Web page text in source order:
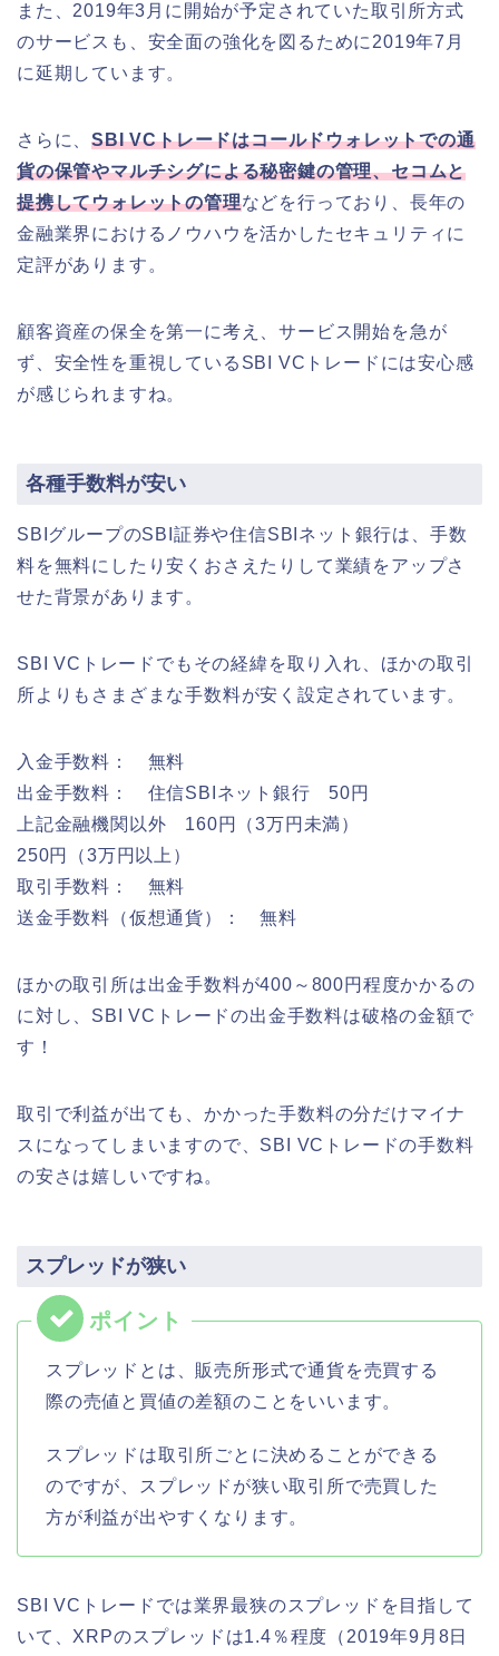
また、2019年3月に開始が予定されていた取引所方式
のサービスも、安全面の強化を図るために2019年7月
に延期しています。
さらに、SBI VCトレードはコールドウォレットでの通
貨の保管やマルチシグによる秘密鍵の管理、セコムと
提携してウォレットの管理などを行っており、長年の
金融業界におけるノウハウを活かしたセキュリティに
定評があります。
顧客資産の保全を第一に考え、サービス開始を急が
ず、安全性を重視しているSBI VCトレードには安心感
が感じられますね。
各種手数料が安い
SBIグループのSBI証券や住信SBIネット銀行は、手数
料を無料にしたり安くおさえたりして業績をアップさ
せた背景があります。
SBI VCトレードでもその経緯を取り入れ、ほかの取引
所よりもさまざまな手数料が安く設定されています。
入金手数料： 無料
出金手数料： 住信SBIネット銀行 50円
上記金融機関以外 160円（3万円未満）
250円（3万円以上）
取引手数料： 無料
送金手数料（仮想通貨）： 無料
ほかの取引所は出金手数料が400～800円程度かかるの
に対し、SBI VCトレードの出金手数料は破格の金額で
す！
取引で利益が出ても、かかった手数料の分だけマイナ
スになってしまいますので、SBI VCトレードの手数料
の安さは嬉しいですね。
スプレッドが狭い
スプレッドとは、販売所形式で通貨を売買する
際の売値と買値の差額のことをいいます。
スプレッドは取引所ごとに決めることができる
のですが、スプレッドが狭い取引所で売買した
方が利益が出やすくなります。
SBI VCトレードでは業界最狭のスプレッドを目指して
いて、XRPのスプレッドは1.4％程度（2019年9月8日